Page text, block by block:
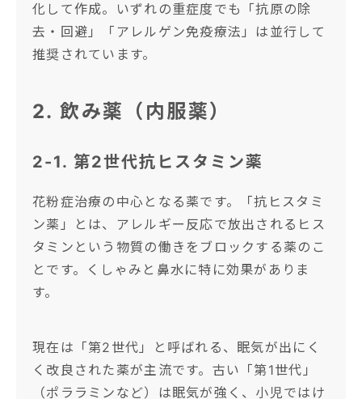
化して作成。いずれの重症度でも「抗原の除
去・回避」「アレルゲン免疫療法」は並行して
推奨されています。
2. 飲み薬（内服薬）
2-1. 第2世代抗ヒスタミン薬
花粉症治療の中心となる薬です。「抗ヒスタミ
ン薬」とは、アレルギー反応で放出されるヒス
タミンという物質の働きをブロックする薬のこ
とです。くしゃみと鼻水に特に効果がありま
す。
現在は「第2世代」と呼ばれる、眠気が出にく
く改良された薬が主流です。古い「第1世代」
（ポララミンなど）は眠気が強く、小児ではけ